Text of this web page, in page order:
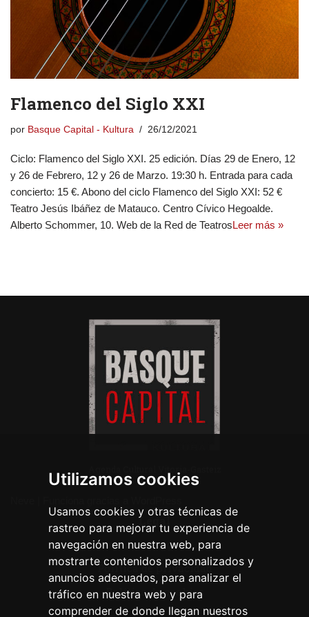
Utilizamos cookies
Usamos cookies y otras técnicas de
rastreo para mejorar tu experiencia de
navegación en nuestra web, para
mostrarte contenidos personalizados y
anuncios adecuados, para analizar el
tráfico en nuestra web y para
comprender de donde llegan nuestros
Flamenco del Siglo XXI
por Basque Capital - Kultura 26/12/2021
Ciclo: Flamenco del Siglo XXI. 25 edición. Días 29 de Enero, 12
y 26 de Febrero, 12 y 26 de Marzo. 19:30 h. Entrada para cada
concierto: 15 €. Abono del ciclo Flamenco del Siglo XXI: 52 €
Teatro Jesús Ibáñez de Matauco. Centro Cívico Hegoalde.
Alberto Schommer, 10. Web de la Red de TeatrosLeer más »
Agenda Cultural Vitoria-Gasteiz
Legal
Aviso legal
Política de privacidad
Política de cookies